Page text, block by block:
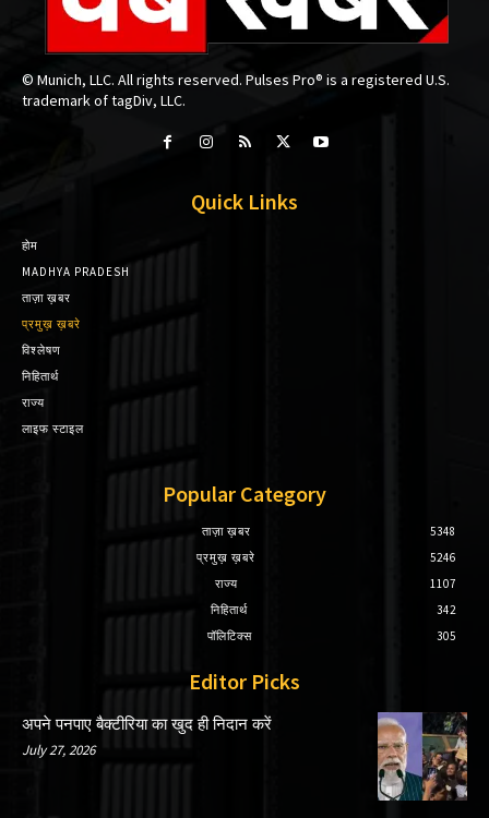
© Munich, LLC. All rights reserved. Pulses Pro® is a registered U.S.
trademark of tagDiv, LLC.
Quick Links
होम
MADHYA PRADESH
ताज़ा ख़बर
प्रमुख़ ख़बरे
विश्लेषण
निहितार्थ
राज्य
लाइफ स्टाइल
Popular Category
ताज़ा ख़बर
5348
प्रमुख़ ख़बरे
5246
राज्य
1107
निहितार्थ
342
पॉलिटिक्स
305
Editor Picks
अपने पनपाए बैक्टीरिया का खुद ही निदान करें
July 27, 2026